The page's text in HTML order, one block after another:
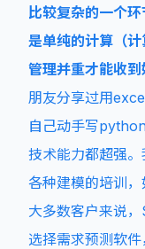
比较复杂的一个
是单纯的计算（
管理并重才能收到
朋友分享过用
自己动手写
技术能力都超强
各种建模的培训
大多数客户来说
选择需求预测软